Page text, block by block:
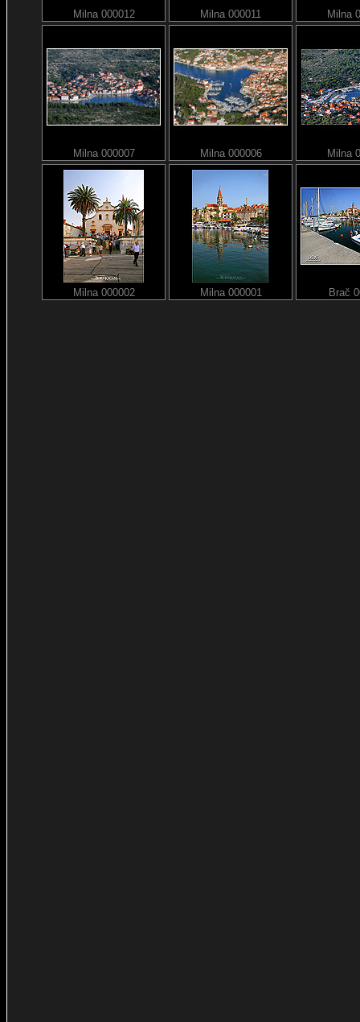
Milna 000012 Milna 000011 Milna
Milna 000007 Milna 000006 Milna
Milna 000002 Milna 000001 Brač